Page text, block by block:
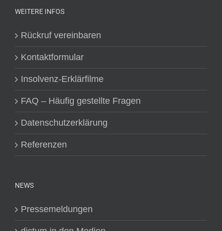
WEITERE INFOS
Rückruf vereinbaren
Kontaktformular
Insolvenz-Erklärfilme
FAQ – Häufig gestellte Fragen
Datenschutzerklärung
Referenzen
NEWS
Pressemeldungen